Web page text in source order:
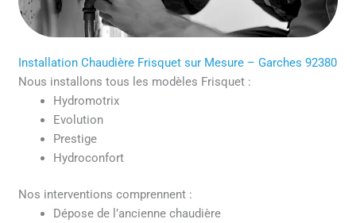
Installation Chaudière Frisquet sur Mesure – Garches 92380
Nous installons tous les modèles Frisquet :
Hydromotrix
Evolution
Prestige
Hydroconfort
Nos interventions comprennent :
Dépose de l’ancienne chaudière